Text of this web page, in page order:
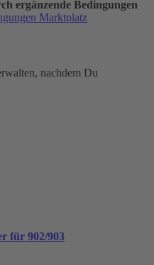
ergänzende Bedingungen
Marktplatz
nachdem Du
für 902/903